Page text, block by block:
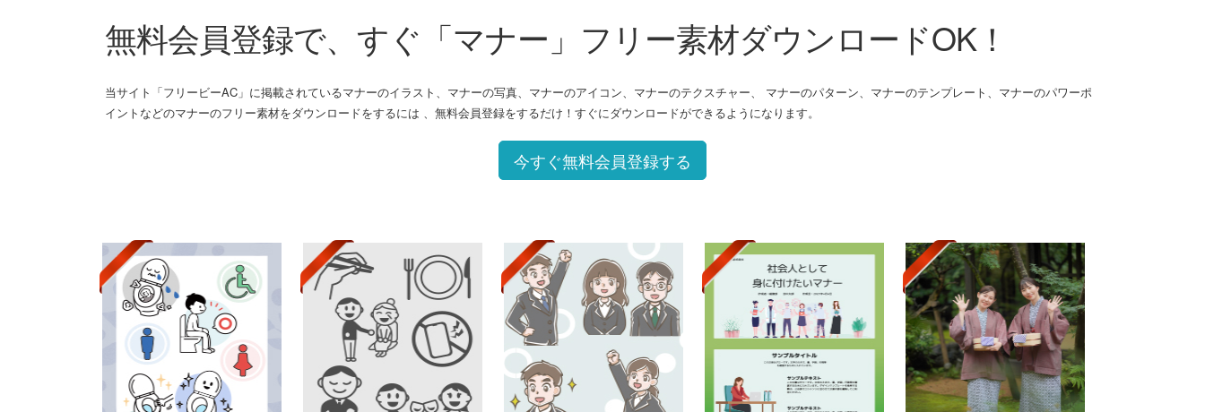
無料会員登録で、すぐ「マナー」フリー素材ダウンロードOK！
当サイト「フリービーAC」に掲載されているマナーのイラスト、マナーの写真、マナーのアイコン、マナーのテクスチャー、 マナーのパターン、マナーのテンプレート、マナーのパワーポ
イントなどのマナーのフリー素材をダウンロードをするには 、無料会員登録をするだけ！すぐにダウンロードができるようになります。
今すぐ無料会員登録する